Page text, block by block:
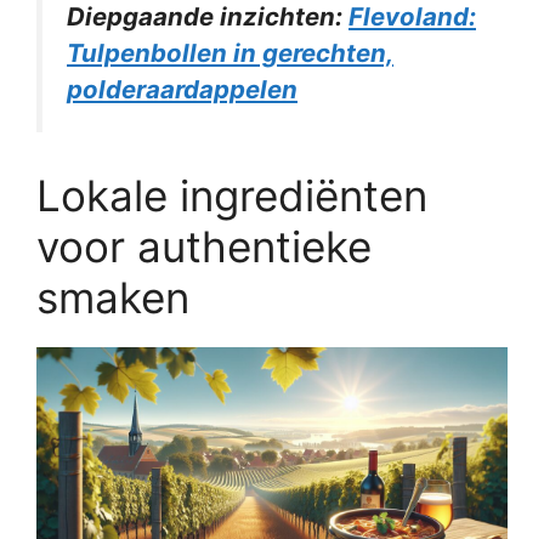
Diepgaande inzichten: Flevoland:
Tulpenbollen in gerechten,
polderaardappelen
Lokale ingrediënten
voor authentieke
smaken